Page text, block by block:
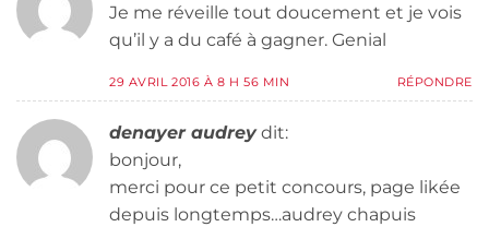
Je me réveille tout doucement et je vois
qu’il y a du café à gagner. Genial
29 AVRIL 2016 À 8 H 56 MIN RÉPONDRE
denayer audrey dit:
bonjour,
merci pour ce petit concours, page likée
depuis longtemps…audrey chapuis